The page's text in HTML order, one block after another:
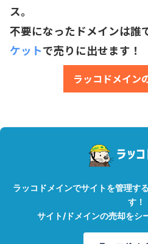
ス。
不要になったドメインは誰
ケットで売りに出せます！
ラッコドメイン
ラッコドメインでサイトを管理す
す！
サイト/ドメインの売却をシ